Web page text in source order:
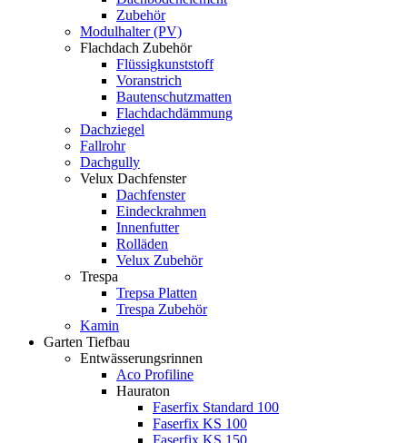
Zubehör
Modulhalter (PV)
Flachdach Zubehör
Flüssigkunststoff
Voranstrich
Bautenschutzmatten
Flachdachdämmung
Dachziegel
Fallrohr
Dachgully
Velux Dachfenster
Dachfenster
Eindeckrahmen
Innenfutter
Rolläden
Velux Zubehör
Trespa
Trepsa Platten
Trespa Zubehör
Kamin
Garten Tiefbau
Entwässerungsrinnen
Aco Profiline
Hauraton
Faserfix Standard 100
Faserfix KS 100
Faserfix KS 150